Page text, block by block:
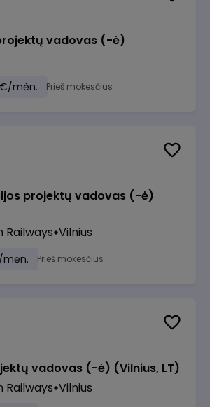
vadovas (-ė)
mėn. Prieš mokesčius
projektų vadovas (-ė)
Railways Vilnius
mėn. Prieš mokesčius
vadovas (-ė) (Vilnius, LT)
Railways Vilnius